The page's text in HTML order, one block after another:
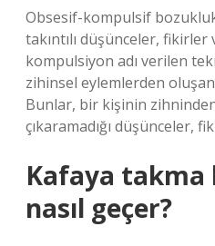
Obsesif-kompulsif
takıntılı düşünceler,
kompulsiyon adı verilen
zihinsel eylemlerden oluşan
Bunlar, bir kişinin
çıkaramadığı düşünceler,
Kafaya takma
nasıl geçer?